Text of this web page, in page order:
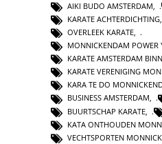
AIKI BUDO AMSTERDAM,
KARATE ACHTERDICHTING,
OVERLEEK KARATE,
MONNICKENDAM POWER
KARATE AMSTERDAM
KARATE VERENIGING
KARA TE DO
BUSINESS AMSTERDAM,
BUURTSCHAP KARATE
KATA ONTHOUDEN
VECHTSPORTEN